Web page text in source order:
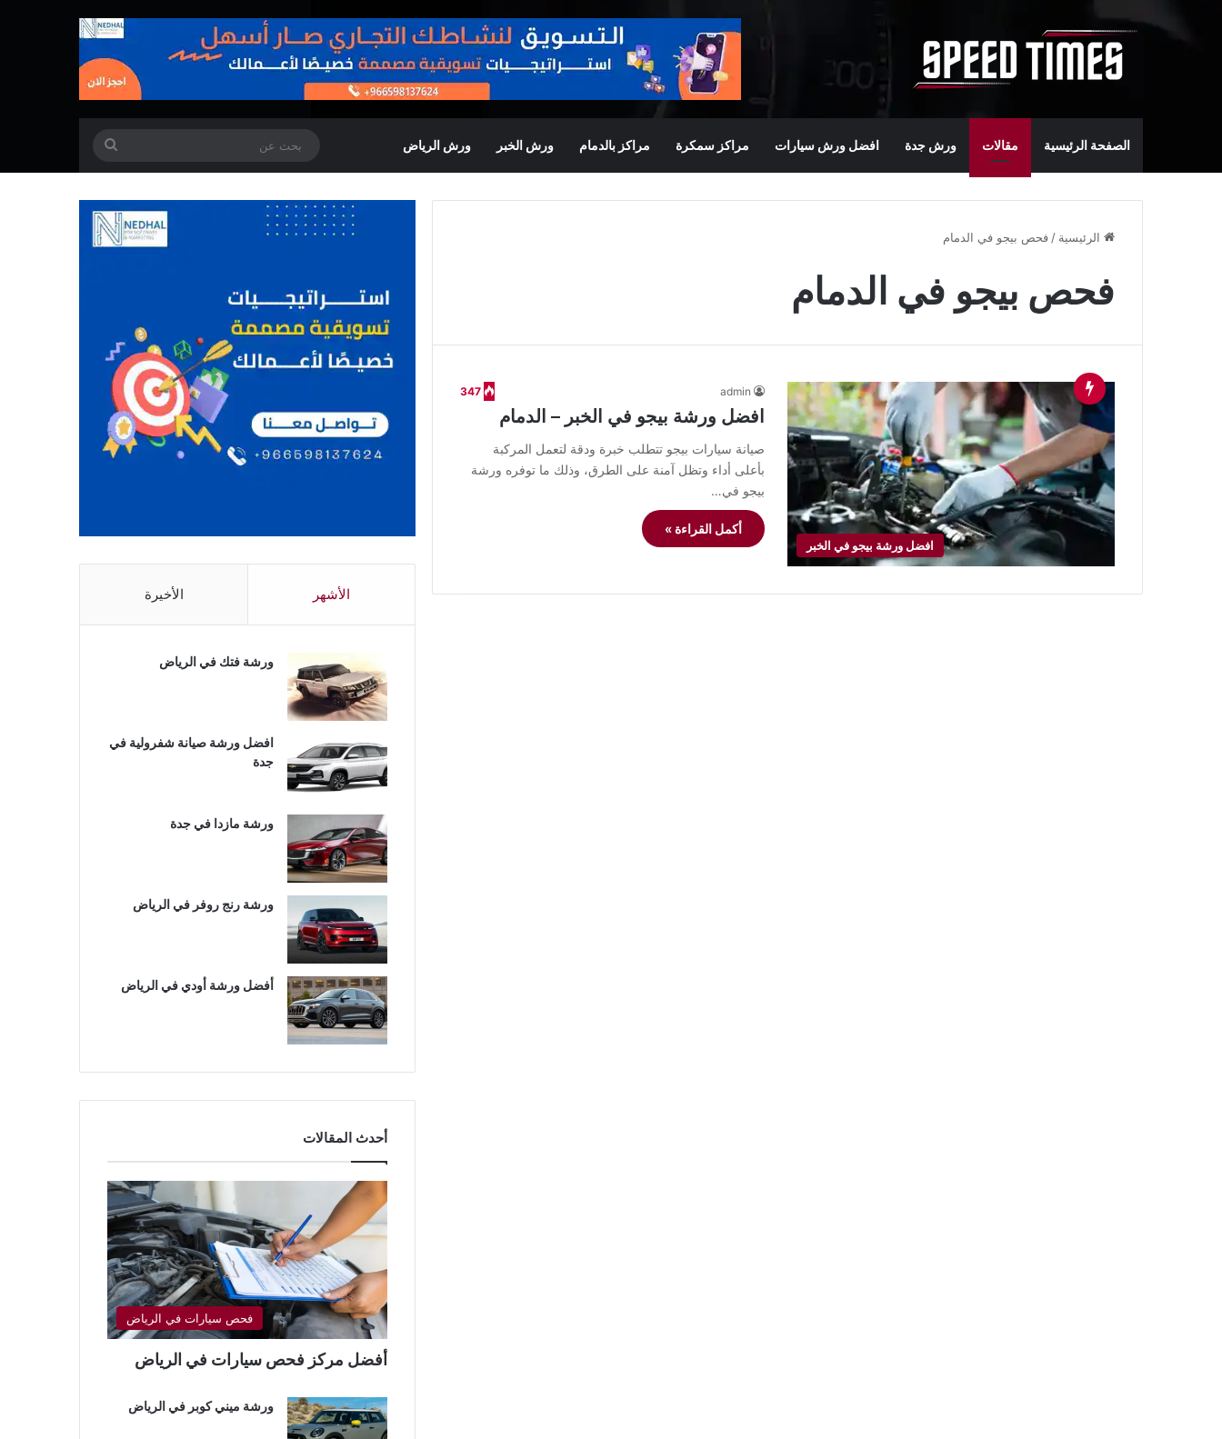
الصفحة الرئيسية مقالات ورش جدة افضل ورش سيارات مراكز سمكرة مراكز بالدمام ورش الخبر ورش الرياض
عن
الرئيسية / فحص بيجو في الدمام
فحص بيجو في الدمام
افضل ورشة بيجو في الخبر
admin
347
افضل ورشة بيجو في الخبر – الدمام
صيانة سيارات بيجو تتطلب خبرة ودقة لتعمل المركبة
بأعلى أداء وتظل آمنة على الطرق، وذلك ما توفره ورشة
بيجو في…
أكمل القراءة »
الأشهر الأخيرة
ورشة فتك في الرياض
افضل ورشة صيانة شفرولية في
جدة
ورشة مازدا في جدة
ورشة رنج روفر في الرياض
أفضل ورشة أودي في الرياض
أحدث المقالات
فحص سيارات في الرياض
أفضل مركز فحص سيارات في الرياض
ورشة ميني كوبر في الرياض